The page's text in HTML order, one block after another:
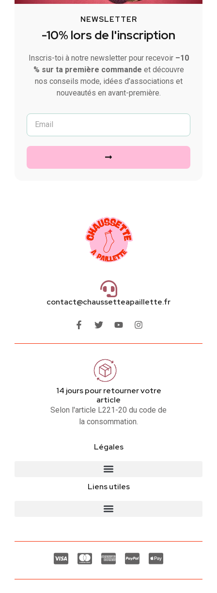
NEWSLETTER
-10% lors de l'inscription
Inscris-toi à notre newsletter pour recevoir –10
% sur ta première commande et découvre
nos conseils mode, idées d’associations et
nouveautés en avant-première.
contact@chaussetteapaillette.fr
14 jours pour retourner votre
article
Selon l'article L221-20 du code de
la consommation.
Légales
Liens utiles